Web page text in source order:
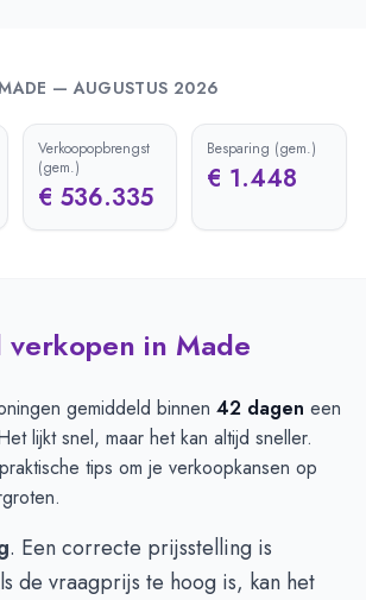
—AUGUSTUS 2026
Verkoopopbrengst
(gem.)
€ 536.335
Besparing (gem.)
€ 1.448
verkopen in Made
gemiddeld binnen 42 dagen een
lijkt snel, maar het kan altijd sneller.
tips om je verkoopkansen op
. Een correcte prijsstelling is
de vraagprijs te hoog is, kan het